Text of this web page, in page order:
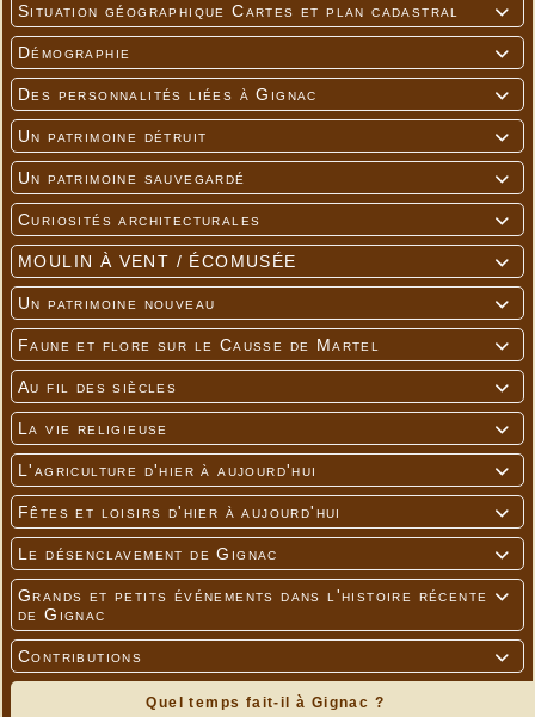

Situation géographique Cartes et plan cadastral

Démographie

Des personnalités liées à Gignac

Un patrimoine détruit

Un patrimoine sauvegardé

Curiosités architecturales

MOULIN À VENT / ÉCOMUSÉE

Un patrimoine nouveau

Faune et flore sur le Causse de Martel

Au fil des siècles

La vie religieuse

L'agriculture d'hier à aujourd'hui

Fêtes et loisirs d'hier à aujourd'hui

Le désenclavement de Gignac

Grands et petits événements dans l'histoire récente
de Gignac

Contributions
Quel temps fait-il à Gignac ?